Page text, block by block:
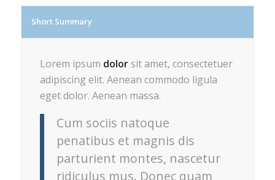
Short Summary
Lorem ipsum dolorsit amet, consectetuer
adipiscing elit. Aenean commodo ligula
eget dolor. Aenean massa.
Cum sociis natoque
penatibus et magnis dis
parturient montes, nascetur
ridiculus mus. Donec quam